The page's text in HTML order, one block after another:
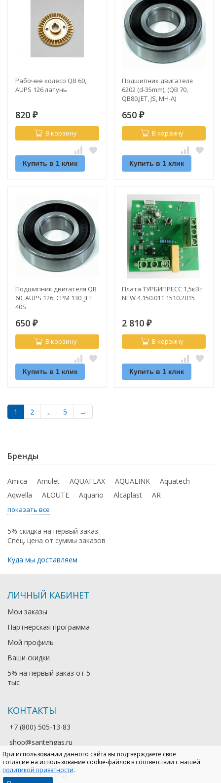
При использовании данного сайта вы подтверждаете свое
согласие на использование cookie-файлов в соответствии с нашей
политикой приватности.
Рабочее колесо QB 60,
AUPS 126 латунь
820 ₽
В корзину
Купить в 1 клик
Подшипник двигателя
6202 (d-35mm), (QB 70,
QB80,JET, JS, MH-A)
650 ₽
В корзину
Купить в 1 клик
Подшипник двигателя QB
60, AUPS 126, CPM 130, JET
40S
650 ₽
В корзину
Купить в 1 клик
Плата ТУРБИПРЕСС 1,5кВт
NEW 4.150.011.1510.2015
2 810 ₽
В корзину
Купить в 1 клик
1 2 ... 5 →
Бренды
Amica Amulet AQUAFLAX AQUALINK
Aquatech
Aqwella
ALOUTE Aquario Alcaplast AR
показать все
5% скидка на первый заказ.
Спец. цена от суммы заказов
Куда мы доставляем
ЛИЧНЫЙ КАБИНЕТ
Мои заказы
Партнерская программа
Мой профиль
Ваши скидки
5% на первый заказ от 5
тыс
КОНТАКТЫ
+7 (800) 505-13-83
shop@santehgas.ru
© 2026 СантехГаз